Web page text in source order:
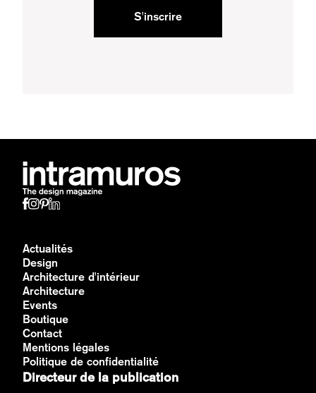
S'inscrire
Actualités
Design
Architecture d'intérieur
Architecture
Events
Boutique
Contact
Mentions légales
Politique de confidentialité
Directeur de la publication